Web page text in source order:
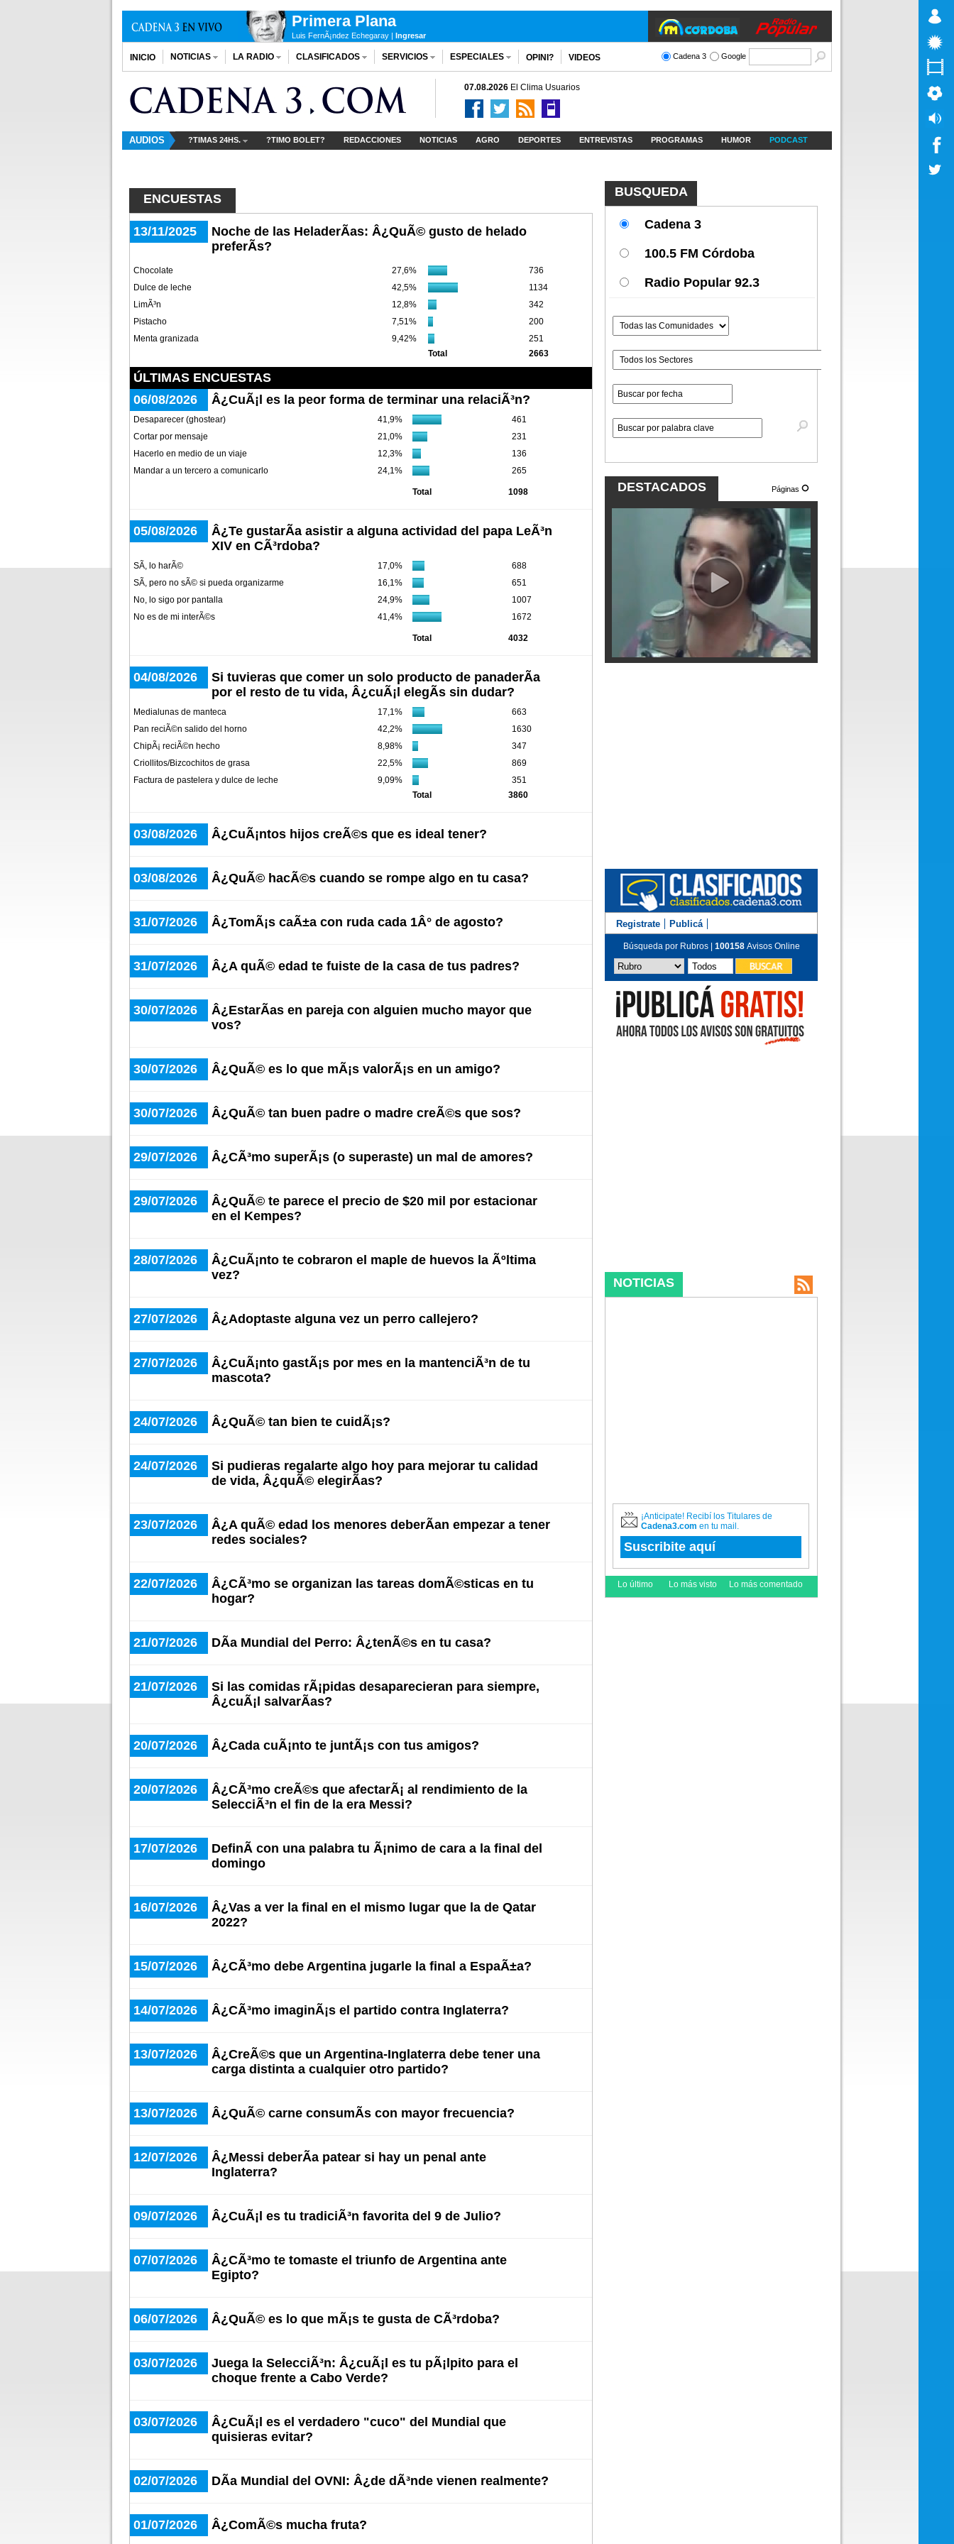
Primera Plana
Luis FernÃ¡ndez Echegaray | Ingresar
INICIO NOTICIAS LA RADIO CLASIFICADOS SERVICIOS ESPECIALES OPINI? VIDEOS Cadena 3 Google
07.08.2026 El Clima Usuarios
AUDIOS ?TIMAS 24HS. ?TIMO BOLET? REDACCIONES NOTICIAS AGRO DEPORTES ENTREVISTAS PROGRAMAS HUMOR PODCAST
ENCUESTAS
13/11/2025
Noche de las HeladerÃ­as: Â¿QuÃ© gusto de helado
preferÃ­s?
Chocolate 27,6%
736
Dulce de leche
42,5%
1134
LimÃ³n
12,8%
342
Pistacho
7,51%
200
Menta granizada
9,42%
251
Total
2663
ÚLTIMAS ENCUESTAS
06/08/2026
Â¿CuÃ¡l es la peor forma de terminar una relaciÃ³n?
Desaparecer (ghostear) 41,9%
461
Cortar por mensaje
21,0%
231
Hacerlo en medio de un viaje
12,3%
136
Mandar a un tercero a comunicarlo
24,1% 265
Total 1098
05/08/2026
Â¿Te gustarÃ­a asistir a alguna actividad del papa LeÃ³n
XIV en CÃ³rdoba?
SÃ­, lo harÃ© 17,0%
688
SÃ­, pero no sÃ© si pueda organizarme
16,1%
651
No, lo sigo por pantalla
24,9%
1007
No es de mi interÃ©s
41,4% 1672
Total 4032
04/08/2026
Si tuvieras que comer un solo producto de panaderÃ­a
por el resto de tu vida, Â¿cuÃ¡l elegÃ­s sin dudar?
Medialunas de manteca 17,1%
663
Pan reciÃ©n salido del horno
42,2%
1630
ChipÃ¡ reciÃ©n hecho
8,98%
347
Criollitos/Bizcochitos de grasa
22,5%
869
Factura de pastelera y dulce de leche
9,09%
351
Total
3860
03/08/2026 Â¿CuÃ¡ntos hijos creÃ©s que es ideal tener?
03/08/2026 Â¿QuÃ© hacÃ©s cuando se rompe algo en tu casa?
31/07/2026 Â¿TomÃ¡s caÃ±a con ruda cada 1Â° de agosto?
31/07/2026 Â¿A quÃ© edad te fuiste de la casa de tus padres?
30/07/2026
Â¿EstarÃ­as en pareja con alguien mucho mayor que
vos?
30/07/2026 Â¿QuÃ© es lo que mÃ¡s valorÃ¡s en un amigo?
30/07/2026 Â¿QuÃ© tan buen padre o madre creÃ©s que sos?
29/07/2026 Â¿CÃ³mo superÃ¡s (o superaste) un mal de amores?
29/07/2026
Â¿QuÃ© te parece el precio de $20 mil por estacionar
en el Kempes?
28/07/2026
Â¿CuÃ¡nto te cobraron el maple de huevos la Ãºltima
vez?
27/07/2026 Â¿Adoptaste alguna vez un perro callejero?
27/07/2026
Â¿CuÃ¡nto gastÃ¡s por mes en la mantenciÃ³n de tu
mascota?
24/07/2026 Â¿QuÃ© tan bien te cuidÃ¡s?
24/07/2026
Si pudieras regalarte algo hoy para mejorar tu calidad
de vida, Â¿quÃ© elegirÃ­as?
23/07/2026
Â¿A quÃ© edad los menores deberÃ­an empezar a tener
redes sociales?
22/07/2026
Â¿CÃ³mo se organizan las tareas domÃ©sticas en tu
hogar?
21/07/2026 DÃ­a Mundial del Perro: Â¿tenÃ©s en tu casa?
21/07/2026
Si las comidas rÃ¡pidas desaparecieran para siempre,
Â¿cuÃ¡l salvarÃ­as?
20/07/2026 Â¿Cada cuÃ¡nto te juntÃ¡s con tus amigos?
20/07/2026
Â¿CÃ³mo creÃ©s que afectarÃ¡ al rendimiento de la
SelecciÃ³n el fin de la era Messi?
17/07/2026
DefinÃ­ con una palabra tu Ã¡nimo de cara a la final del
domingo
16/07/2026
Â¿Vas a ver la final en el mismo lugar que la de Qatar
2022?
15/07/2026 Â¿CÃ³mo debe Argentina jugarle la final a EspaÃ±a?
14/07/2026 Â¿CÃ³mo imaginÃ¡s el partido contra Inglaterra?
13/07/2026
Â¿CreÃ©s que un Argentina-Inglaterra debe tener una
carga distinta a cualquier otro partido?
13/07/2026 Â¿QuÃ© carne consumÃ­s con mayor frecuencia?
12/07/2026
Â¿Messi deberÃ­a patear si hay un penal ante
Inglaterra?
09/07/2026 Â¿CuÃ¡l es tu tradiciÃ³n favorita del 9 de Julio?
07/07/2026
Â¿CÃ³mo te tomaste el triunfo de Argentina ante
Egipto?
06/07/2026 Â¿QuÃ© es lo que mÃ¡s te gusta de CÃ³rdoba?
03/07/2026
Juega la SelecciÃ³n: Â¿cuÃ¡l es tu pÃ¡lpito para el
choque frente a Cabo Verde?
03/07/2026
Â¿CuÃ¡l es el verdadero "cuco" del Mundial que
quisieras evitar?
02/07/2026 DÃ­a Mundial del OVNI: Â¿de dÃ³nde vienen realmente?
01/07/2026 Â¿ComÃ©s mucha fruta?
BUSQUEDA
Cadena 3
100.5 FM Córdoba
Radio Popular 92.3
DESTACADOS Páginas
Diego Reinhold en los estudios de Cadena 3
Abel deleitó con sus canciones
Registrate Publicá
Búsqueda por Rubros | 100158 Avisos Online
NOTICIAS
¡Anticipate! Recibí los Titulares de
Cadena3.com en tu mail.
Suscribite aquí
Lo último Lo más visto Lo más comentado